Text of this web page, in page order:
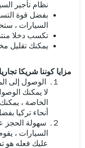
نظام تأجير
بفضل قوة
السيارات ،
تكسب دخلا
يمكنك تقليل
مزايا كوننا شريكا تجاريا
１.
الوصول إلى
لا يمكنك
الخاصة ،
أنحاء تركيا
２.
سهولة الحجز
السيارات ،
عليك فعله هو